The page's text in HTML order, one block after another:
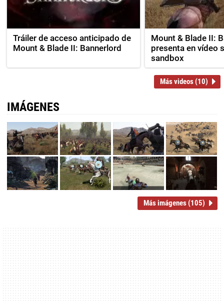
Tráiler de acceso anticipado de
Mount & Blade II: Bannerlord
Mount & Blade II:
presenta en vídeo
sandbox
Más videos (10)
IMÁGENES
Más imágenes (105)